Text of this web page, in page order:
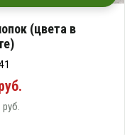
(цвета в
руб.